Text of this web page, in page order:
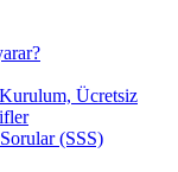
Ücretsiz
(SSS)